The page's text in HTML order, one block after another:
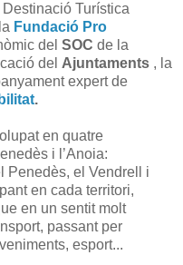
Turística
Fundació Pro
del SOC de la
del Ajuntaments , la
expert de
.
en quatre
i l’Anoia:
Penedès, el Vendrell i
en cada territori,
en un sentit molt
passant per
esport...